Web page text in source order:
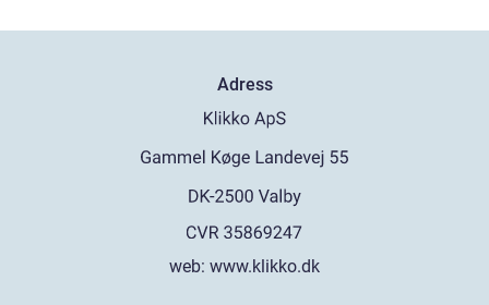
Adress
web: www.klikko.dk